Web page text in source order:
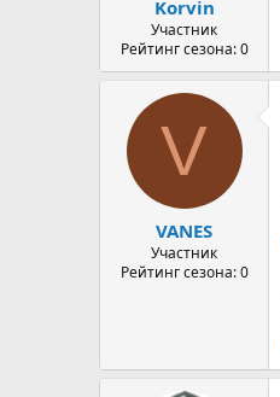
Korvin
Участник
Рейтинг сезона: 0
V
VANES
Участник
Рейтинг сезона: 0